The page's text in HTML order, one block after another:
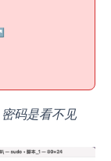
码是看不见